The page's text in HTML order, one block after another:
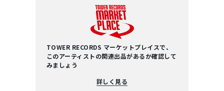
TOWER RECORDS マーケットプレイスで、
このアーティストの関連出品があるか確認して
みましょう
詳しく見る